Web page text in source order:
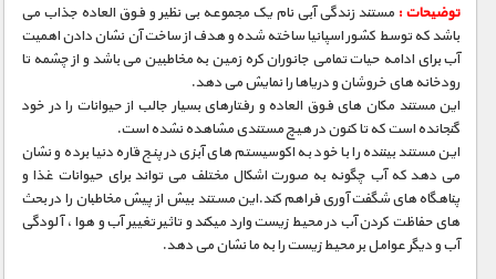
توضیحات : مستند زندگی آبی نام یک مجموعه بی نظیر و فوق العاده جذاب می
باشد که توسط کشور اسپانیا ساخته شده و هدف از ساخت آن نشان دادن اهمیت
آب برای ادامه حیات تمامی جانوران کره زمین به مخاطبین می باشد و از چشمه تا
رودخانه های خروشان و دریاها را نمایش می دهد.
این مستند مکان های فوق العاده و رفتارهای بسیار جالب از حیوانات را در خود
گنجانده است که تا کنون در هیچ مستندی مشاهده نشده است.
این مستند بیننده را با خود به اکوسیستم های آبزی در پنج قاره دنیا برده و نشان
می دهد که آب چگونه به صورت اشکال مختلف می تواند برای حیوانات غذا و
پناهگاه های شگفت آوری فراهم کند.این مستند بیش از پیش مخاطبان را در بحث
های حفاظت کردن آب در محیط زیست وارد میکند و تاثیر تغییر آب و هوا ، آلودگی
آب و دیگر عوامل بر محیط زیست را به ما نشان می دهد.